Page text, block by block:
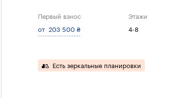
Первый взнос
от 203 500 ₴
Этажи
4-8
Есть зеркальные планировки